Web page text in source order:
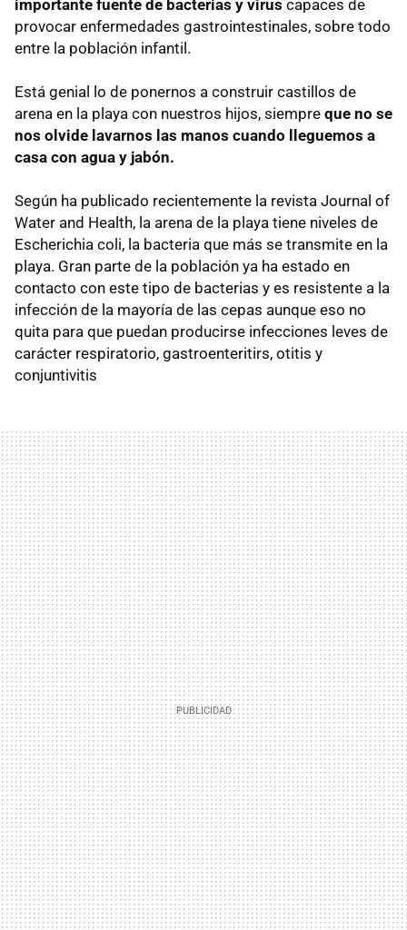
importante fuente de bacterias y virus capaces de
provocar enfermedades gastrointestinales, sobre todo
entre la población infantil.
Está genial lo de ponernos a construir castillos de
arena en la playa con nuestros hijos, siempre que no se
nos olvide lavarnos las manos cuando lleguemos a
casa con agua y jabón.
Según ha publicado recientemente la revista Journal of
Water and Health, la arena de la playa tiene niveles de
Escherichia coli, la bacteria que más se transmite en la
playa. Gran parte de la población ya ha estado en
contacto con este tipo de bacterias y es resistente a la
infección de la mayoría de las cepas aunque eso no
quita para que puedan producirse infecciones leves de
carácter respiratorio, gastroenteritirs, otitis y
conjuntivitis